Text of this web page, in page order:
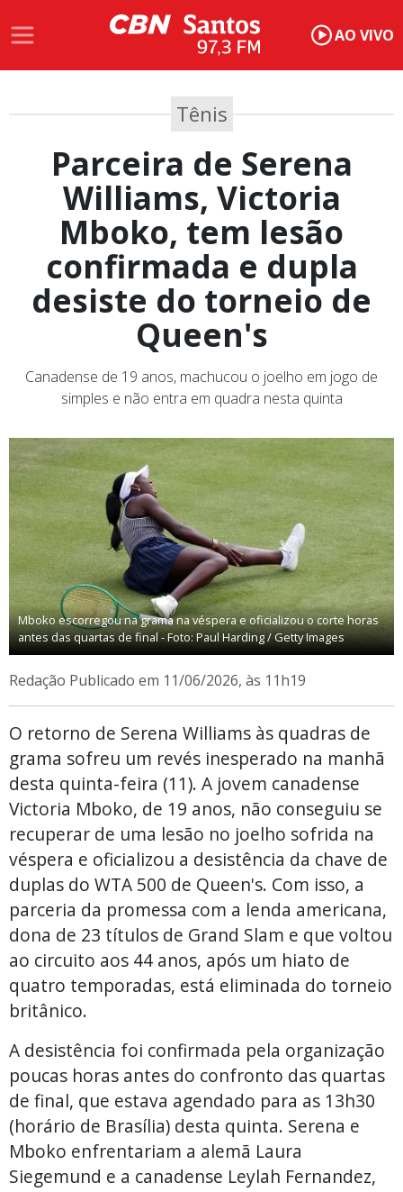
AO VIVO
Tênis
Parceira de Serena
Williams, Victoria
Mboko, tem lesão
confirmada e dupla
desiste do torneio de
Queen's
Canadense de 19 anos, machucou o joelho em jogo de
simples e não entra em quadra nesta quinta
Mboko escorregou na grama na véspera e oficializou o corte horas
antes das quartas de final - Foto: Paul Harding / Getty Images
Redação Publicado em 11/06/2026, às 11h19
O retorno de Serena Williams às quadras de
grama sofreu um revés inesperado na manhã
desta quinta-feira (11). A jovem canadense
Victoria Mboko, de 19 anos, não conseguiu se
recuperar de uma lesão no joelho sofrida na
véspera e oficializou a desistência da chave de
duplas do WTA 500 de Queen's. Com isso, a
parceria da promessa com a lenda americana,
dona de 23 títulos de Grand Slam e que voltou
ao circuito aos 44 anos, após um hiato de
quatro temporadas, está eliminada do torneio
britânico.
A desistência foi confirmada pela organização
poucas horas antes do confronto das quartas
de final, que estava agendado para as 13h30
(horário de Brasília) desta quinta. Serena e
Mboko enfrentariam a alemã Laura
Siegemund e a canadense Leylah Fernandez,